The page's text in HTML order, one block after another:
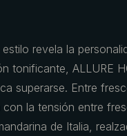
revela la
tonificante, ALLURE
superarse. Entre
la tensión entre
de Italia,